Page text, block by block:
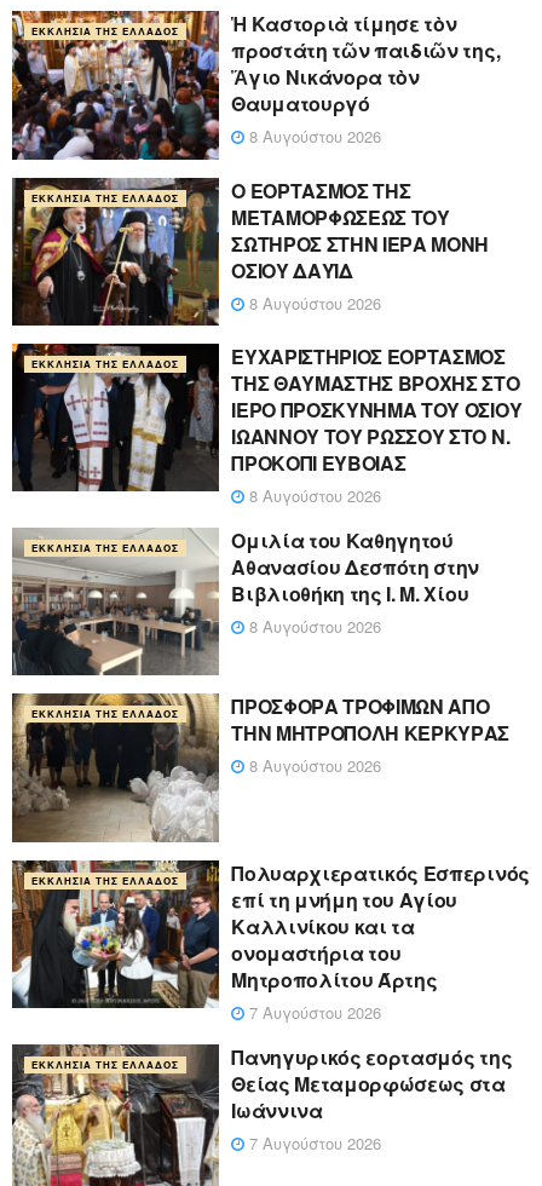
ΕΚΚΛΗΣΊΑ ΤΗΣ ΕΛΛΆΔΟΣ
Ἡ Καστοριὰ τίμησε τὸν
προστάτη τῶν παιδιῶν της,
Ἅγιο Νικάνορα τὸν
Θαυματουργό
8 Αυγούστου 2026
ΕΚΚΛΗΣΊΑ ΤΗΣ ΕΛΛΆΔΟΣ
Ο ΕΟΡΤΑΣΜΟΣ ΤΗΣ
ΜΕΤΑΜΟΡΦΩΣΕΩΣ ΤΟΥ
ΣΩΤΗΡΟΣ ΣΤΗΝ ΙΕΡΑ ΜΟΝΗ
ΟΣΙΟΥ ΔΑΥΪΔ
8 Αυγούστου 2026
ΕΚΚΛΗΣΊΑ ΤΗΣ ΕΛΛΆΔΟΣ
ΕΥΧΑΡΙΣΤΗΡΙΟΣ ΕΟΡΤΑΣΜΟΣ
ΤΗΣ ΘΑΥΜΑΣΤΗΣ ΒΡΟΧΗΣ ΣΤΟ
ΙΕΡΟ ΠΡΟΣΚΥΝΗΜΑ ΤΟΥ ΟΣΙΟΥ
ΙΩΑΝΝΟΥ ΤΟΥ ΡΩΣΣΟΥ ΣΤΟ Ν.
ΠΡΟΚΟΠΙ ΕΥΒΟΙΑΣ
8 Αυγούστου 2026
ΕΚΚΛΗΣΊΑ ΤΗΣ ΕΛΛΆΔΟΣ
Ομιλία του Καθηγητού
Αθανασίου Δεσπότη στην
Βιβλιοθήκη της Ι. Μ. Χίου
8 Αυγούστου 2026
ΕΚΚΛΗΣΊΑ ΤΗΣ ΕΛΛΆΔΟΣ
ΠΡΟΣΦΟΡΑ ΤΡΟΦΙΜΩΝ ΑΠΟ
ΤΗΝ ΜΗΤΡΟΠΟΛΗ ΚΕΡΚΥΡΑΣ
8 Αυγούστου 2026
ΕΚΚΛΗΣΊΑ ΤΗΣ ΕΛΛΆΔΟΣ
Πολυαρχιερατικός Εσπερινός
επί τη μνήμη του Αγίου
Καλλινίκου και τα
ονομαστήρια του
Μητροπολίτου Άρτης
7 Αυγούστου 2026
ΕΚΚΛΗΣΊΑ ΤΗΣ ΕΛΛΆΔΟΣ
Πανηγυρικός εορτασμός της
Θείας Μεταμορφώσεως στα
Ιωάννινα
7 Αυγούστου 2026